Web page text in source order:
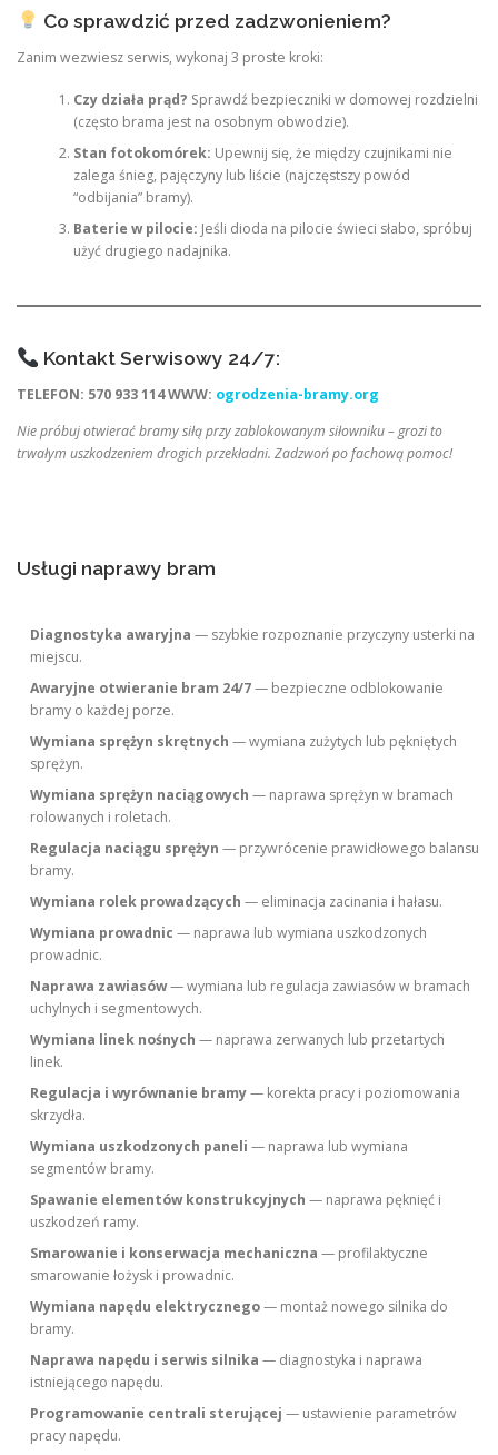
Co sprawdzić przed zadzwonieniem?
Zanim wezwiesz serwis, wykonaj 3 proste kroki:
Czy działa prąd? Sprawdź bezpieczniki w domowej rozdzielni
(często brama jest na osobnym obwodzie).
Stan fotokomórek: Upewnij się, że między czujnikami nie
zalega śnieg, pajęczyny lub liście (najczęstszy powód
“odbijania” bramy).
Baterie w pilocie: Jeśli dioda na pilocie świeci słabo, spróbuj
użyć drugiego nadajnika.
Kontakt Serwisowy 24/7:
TELEFON: 570 933 114WWW: ogrodzenia-bramy.org
Nie próbuj otwierać bramy siłą przy zablokowanym siłowniku – grozi to
trwałym uszkodzeniem drogich przekładni. Zadzwoń po fachową pomoc!
Usługi naprawy bram
Diagnostyka awaryjna — szybkie rozpoznanie przyczyny usterki na
miejscu.
Awaryjne otwieranie bram 24/7— bezpieczne odblokowanie
bramy o każdej porze.
Wymiana sprężyn skrętnych — wymiana zużytych lub pękniętych
sprężyn.
Wymiana sprężyn naciągowych — naprawa sprężyn w bramach
rolowanych i roletach.
Regulacja naciągu sprężyn — przywrócenie prawidłowego balansu
bramy.
Wymiana rolek prowadzących — eliminacja zacinania i hałasu.
Wymiana prowadnic — naprawa lub wymiana uszkodzonych
prowadnic.
Naprawa zawiasów— wymiana lub regulacja zawiasów w bramach
uchylnych i segmentowych.
Wymiana linek nośnych — naprawa zerwanych lub przetartych
linek.
Regulacja i wyrównanie bramy— korekta pracy i poziomowania
skrzydła.
Wymiana uszkodzonych paneli — naprawa lub wymiana
segmentów bramy.
Spawanie elementów konstrukcyjnych — naprawa pęknięć i
uszkodzeń ramy.
Smarowanie i konserwacja mechaniczna — profilaktyczne
smarowanie łożysk i prowadnic.
Wymiana napędu elektrycznego— montaż nowego silnika do
bramy.
Naprawa napędu i serwis silnika — diagnostyka i naprawa
istniejącego napędu.
Programowanie centrali sterującej — ustawienie parametrów
pracy napędu.